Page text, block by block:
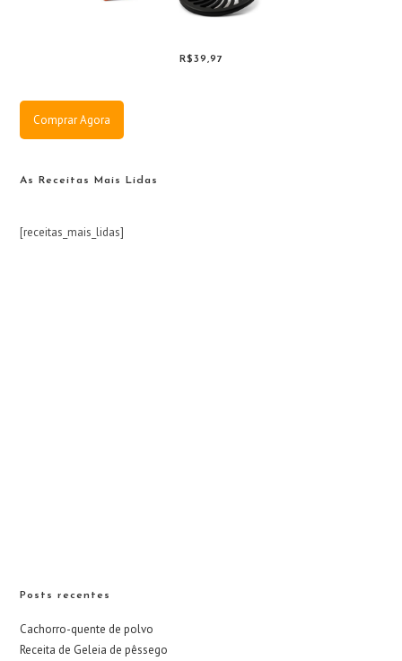
R$39,97
Comprar Agora
As Receitas Mais Lidas
[receitas_mais_lidas]
Posts recentes
Cachorro-quente de polvo
Receita de Geleia de pêssego